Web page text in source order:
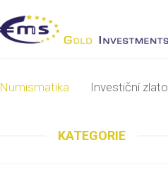
Numismatika Investiční zlato
KATEGORIE